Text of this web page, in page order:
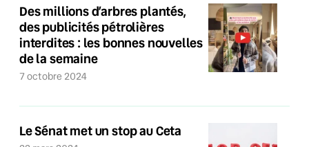
Des millions d’arbres plantés,
des publicités pétrolières
interdites : les bonnes nouvelles
de la semaine
7 octobre 2024
Le Sénat met un stop au Ceta